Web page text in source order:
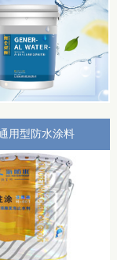
用型防水涂料